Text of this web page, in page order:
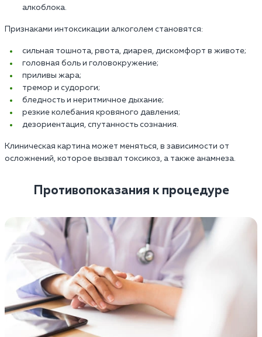
алкоблока.
Признаками интоксикации алкоголем становятся:
сильная тошнота, рвота, диарея, дискомфорт в животе;
головная боль и головокружение;
приливы жара;
тремор и судороги;
бледность и неритмичное дыхание;
резкие колебания кровяного давления;
дезориентация, спутанность сознания.
Клиническая картина может меняться, в зависимости от
осложнений, которое вызвал токсикоз, а также анамнеза.
Противопоказания к процедуре